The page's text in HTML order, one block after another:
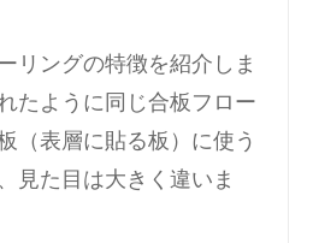
リングの特徴を紹介しま
たように同じ合板フロー
（表層に貼る板）に使う
見た目は大きく違いま